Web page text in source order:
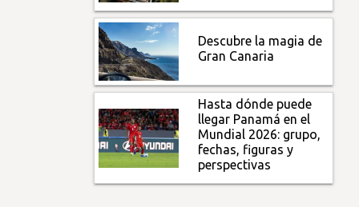
Descubre la magia de
Gran Canaria
Hasta dónde puede
llegar Panamá en el
Mundial 2026: grupo,
fechas, figuras y
perspectivas